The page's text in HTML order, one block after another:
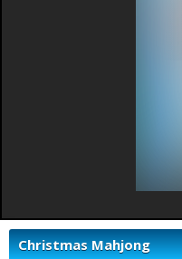
Christmas Mahjong